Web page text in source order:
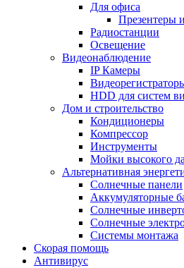
Для офиса
Презентеры
Радиостанции
Освещение
Видеонаблюдение
IP Камеры
HDD для систем
Дом и строительство
Кондиционеры
Компрессор
Инструменты
Мойки высокого
Альтернативная
Солнечные панели
Аккумуляторные
Солнечные
Солнечные
Системы монтажа
Скорая помощь
Антивирус